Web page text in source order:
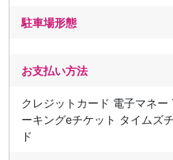
駐車場形態
お支払い方法
クレジットカード 電子マネ
ーキングeチケット タイムズ
ド